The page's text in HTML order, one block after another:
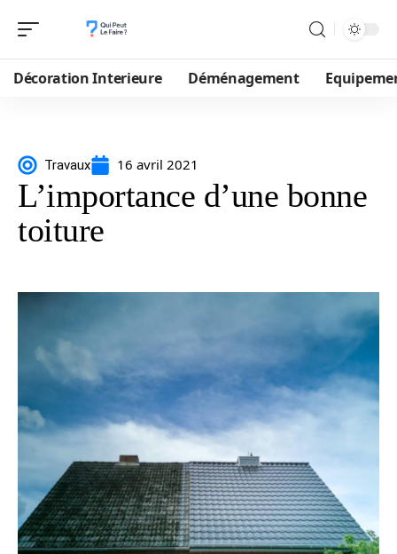
Décoration Interieure Déménagement
Travaux 16 avril 2021
L’importance d’une bonne
toiture